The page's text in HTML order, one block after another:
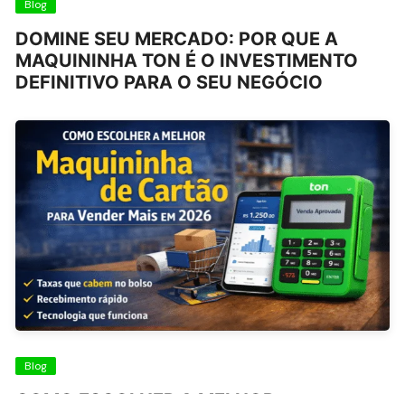
Blog
DOMINE SEU MERCADO: POR QUE A
MAQUININHA TON É O INVESTIMENTO
DEFINITIVO PARA O SEU NEGÓCIO
Blog